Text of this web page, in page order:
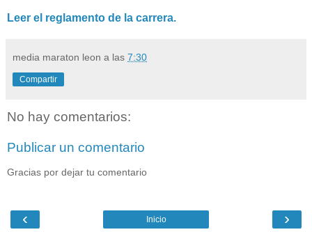
Leer el reglamento de la carrera.
media maraton leon a las 7:30
Compartir
No hay comentarios:
Publicar un comentario
Gracias por dejar tu comentario
‹ ›
Inicio